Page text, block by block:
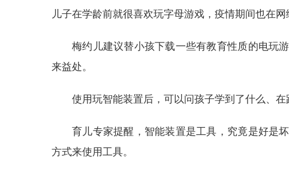
儿子在学龄前就很喜欢玩字母游戏，疫情期间也在
梅约儿建议替小孩下载一些有教育性质的电玩
来益处。
使用玩智能装置后，可以问孩子学到了什么、在
育儿专家提醒，智能装置是工具，究竟是好是
方式来使用工具。